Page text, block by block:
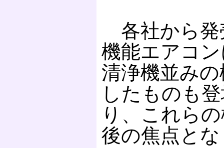
各社から発
機能エアコ
清浄機並み
したものも
り、これら
後の焦点と